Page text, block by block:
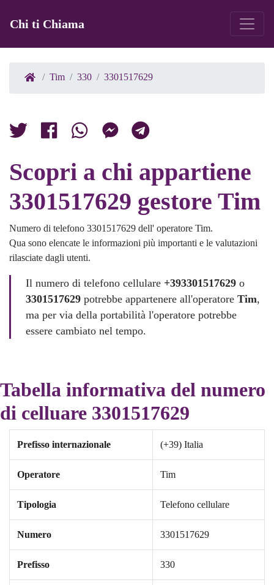
Chi ti Chiama
Tim 330 3301517629
Scopri a chi appartiene
3301517629 gestore Tim
Numero di telefono 3301517629 dell' operatore Tim.
Qua sono elencate le informazioni più importanti e le valutazioni
rilasciate dagli utenti.
Il numero di telefono cellulare +393301517629 o
3301517629 potrebbe appartenere all'operatoreTim,
ma per via della portabilità l'operatore potrebbe
essere cambiato nel tempo.
Tabella informativa del numero
di celluare 3301517629
Prefisso internazionale (+39) Italia
Operatore Tim
Tipologia Telefono cellulare
Numero 3301517629
Prefisso 330